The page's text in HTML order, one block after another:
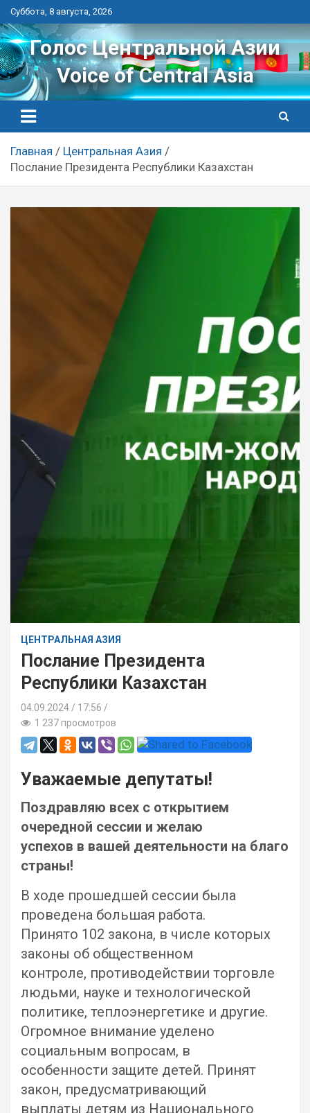
Перейти
к
контенту
Суббота, 8 августа, 2026
Голос Центральной Азии
Voice of Central Asia
Главная
Центральная Азия
Послание Президента Республики Казахстан
ЦЕНТРАЛЬНАЯ АЗИЯ
Послание Президента
Республики Казахстан
04.09.2024
17:56 /
1 237 просмотров
Уважаемые депутаты!
Поздравляю всех с открытием
очередной сессии и желаю
успехов в вашей деятельности на благо
страны!
В ходе прошедшей сессии была
проведена большая работа.
Принято 102 закона, в числе которых
законы об общественном
контроле, противодействии торговле
людьми, науке и технологической
политике, теплоэнергетике и другие.
Огромное внимание уделено
социальным вопросам, в
особенности защите детей. Принят
закон, предусматривающий
выплаты детям из Национального